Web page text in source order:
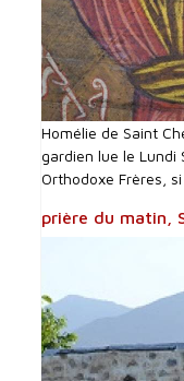
Homélie de Saint
gardien lue le Lundi
Orthodoxe Frères,
prière du matin,